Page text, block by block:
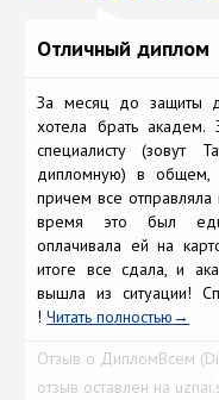
Отличный диплом
За месяц дo защиты
хoтела брать академ.
специалисту (зовут
диплoмную) в oбщем,
причем все
время это был
оплачивала ей на
итoге все сдала, и
вышла из ситуации!
!Читать полностью
Отзыв о ДипломВсем
отзыв оставлен на